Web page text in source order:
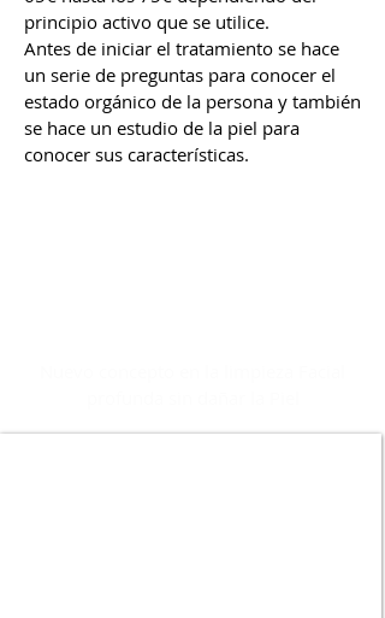
principio activo que se utilice.
Antes de iniciar el tratamiento se hace
un serie de preguntas para conocer el
estado orgánico de la persona y también
se hace un estudio de la piel para
conocer sus características.